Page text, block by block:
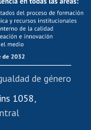
1058,
de género